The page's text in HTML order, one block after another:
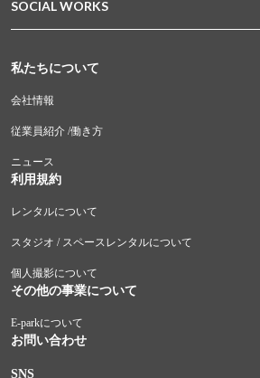
SOCIAL WORKS
私たちについて
会社情報
従業員紹介 /働き方
ニュース
利用規約
レンタルについて
スタジオ / スペースレンタルについて
個人撮影について
その他の事業について
E-parkについて
お問い合わせ
SNS